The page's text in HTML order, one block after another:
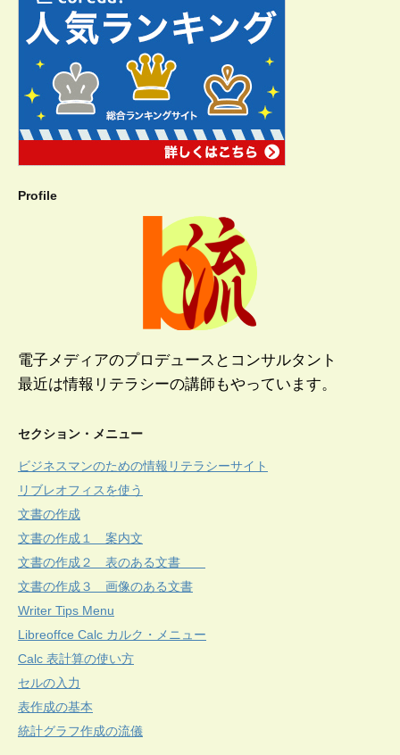
Profile
電子メディアのプロデュースとコンサルタント
最近は情報リテラシーの講師もやっています。
セクション・メニュー
ビジネスマンのための情報リテラシーサイト
リブレオフィスを使う
文書の作成
文書の作成１ 案内文
文書の作成２ 表のある文書
文書の作成３ 画像のある文書
Writer Tips Menu
Libreoffce Calc カルク・メニュー
Calc 表計算の使い方
セルの入力
表作成の基本
統計グラフ作成の流儀